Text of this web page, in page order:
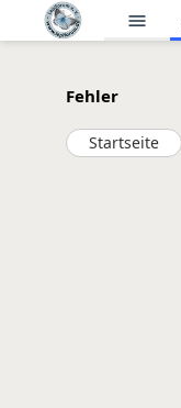
menu
Fehler
Startseite